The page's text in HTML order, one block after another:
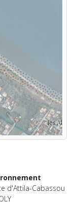
d'Attila-Cabassou